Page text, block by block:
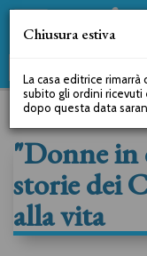
"Donne in
storie dei
alla vita
Chiusura estiva
La casa editrice rimarrà
subito gli ordini
dopo questa data